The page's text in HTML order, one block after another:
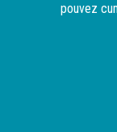
pouvez